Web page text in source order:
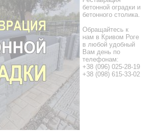
бетонной оградки и
бетонного столика.
Обращайтесь к
нам в Кривом Роге
в любой удобный
Вам день по
телефонам:
+38 (096) 025-28-19
+38 (098) 615-33-02